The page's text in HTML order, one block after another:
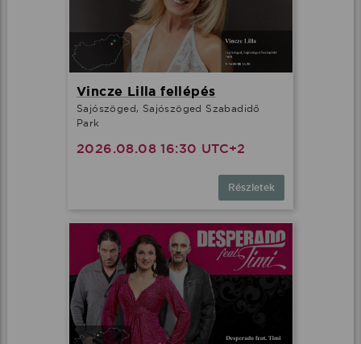
Vincze Lilla fellépés
Sajószöged, Sajószöged Szabadidő
Park
2026.08.08 16:30 UTC+2
Részletek